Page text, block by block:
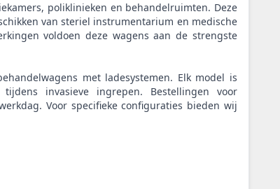
poliklinieken en behandelruimten. Deze
van steriel instrumentarium en medische
voldoen deze wagens aan de strengste
met ladesystemen. Elk model is
invasieve ingrepen. Bestellingen voor
Voor specifieke configuraties bieden wij